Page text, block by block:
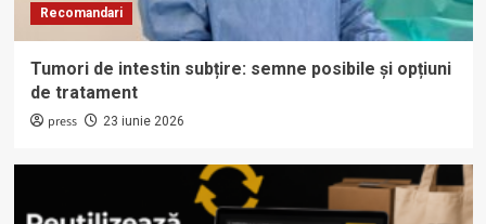
Recomandari
Tumori de intestin subțire: semne posibile și opțiuni
de tratament
press 23 iunie 2026